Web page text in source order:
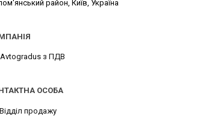
район, Київ, Україна
Avtogradus з ПДВ
Відділ продажу